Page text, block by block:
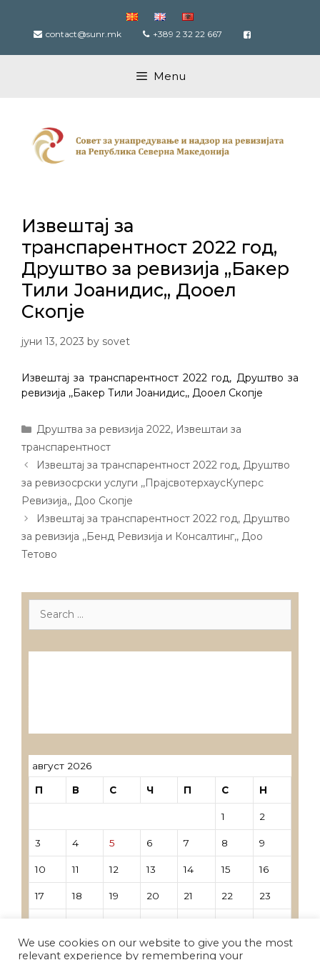
content contact@sunr.mk +389 2 32 22 667
Menu
Извештај за
транспарентност 2022 год,
Друштво за ревизија ,,Бакер
Тили Јоанидис,, Дооел
Скопје
јуни 13, 2023 by sovet
Извештај за транспарентност 2022 год, Друштво за
ревизија ,,Бакер Тили Јоанидис,, Дооел Скопје
Categories
Друштва за ревизија 2022, Извештаи за
транспарентност
Post
navigation
Извештај за транспарентност 2022 год, Друштво
за ревизосрски услуги ,,ПрајсвотерхаусКуперс
Ревизија,, Доо Скопје
Извештај за транспарентност 2022 год, Друштво
за ревизија ,,Бенд Ревизија и Консалтинг,, Доо
Тетово
Search
август 2026
П В С Ч П С Н
1 2
3 4 5 6 7 8 9
10 11 12 13 14 15 16
17 18 19 20 21 22 23
31
We use cookies on our website to give you the most
relevant experience by remembering your